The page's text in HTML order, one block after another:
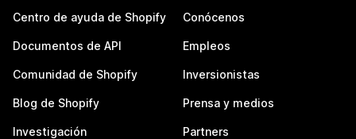
Centro de ayuda de Shopify
Documentos de API
Comunidad de Shopify
Blog de Shopify
Investigación
Conócenos
Empleos
Inversionistas
Prensa y medios
Partners